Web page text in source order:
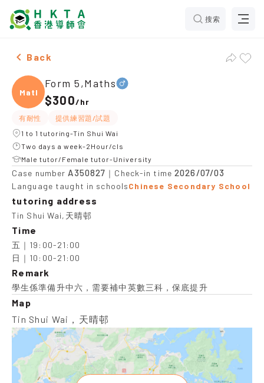
搜索
Male Form 5,Maths，Tin Shui Wai Tuition
Back
Maths
Form 5,Maths
$300/hr
有耐性
提供練習題/試題
1 to 1 tutoring-Tin Shui Wai
Two days a week-2Hour/cls
Male tutor/Female tutor-University
Case number A350827 ｜Check-in time2026/07/03
Language taught in schoolsChinese Secondary School
tutoring address
Tin Shui Wai,天晴邨
Time
五｜19:00-21:00
日｜10:00-21:00
Remark
學生係準備升中六，需要補中英數三科，保底提升
Map
Tin Shui Wai，天晴邨